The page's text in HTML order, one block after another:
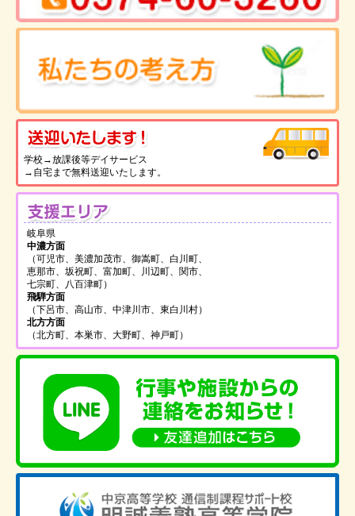
学校→放課後等デイサービス
→自宅まで無料送迎いたします。
岐阜県
中濃方面
（可児市、美濃加茂市、御嵩町、白川町、
恵那市、坂祝町、富加町、川辺町、関市、
七宗町、八百津町）
飛騨方面
（下呂市、高山市、中津川市、東白川村）
北方方面
（北方町、本巣市、大野町、神戸町）